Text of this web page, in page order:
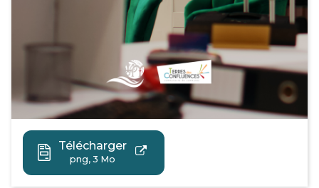
Télécharger
png, 3 Mo